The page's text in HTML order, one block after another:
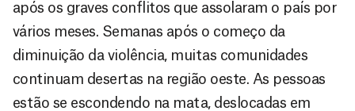
após os graves conflitos que assolaram o país por
vários meses. Semanas após o começo da
diminuição da violência, muitas comunidades
continuam desertas na região oeste. As pessoas
estão se escondendo na mata, deslocadas em